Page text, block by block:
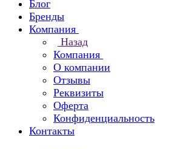
Блог
Бренды
Компания
Назад
Компания
О компании
Отзывы
Реквизиты
Оферта
Конфиденциальность
Контакты